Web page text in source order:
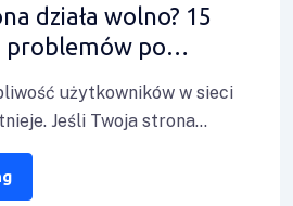
działa wolno? 15
problemów po
użytkowników w sieci
Jeśli Twoja strona
więcej niż 2 sekund na